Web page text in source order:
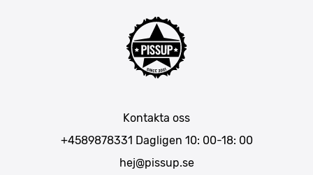
Kontakta oss
+4589878331 Dagligen 10: 00-18: 00
hej@pissup.se